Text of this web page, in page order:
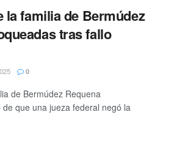
la familia de Bermúdez
tras fallo
0
de Bermúdez Requena
que una jueza federal negó la